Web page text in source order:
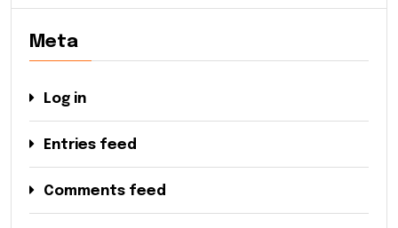
Meta
Log in
Entries feed
Comments feed